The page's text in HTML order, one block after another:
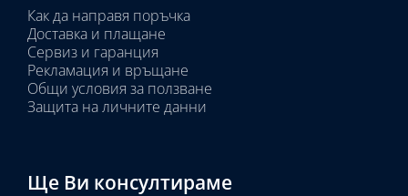
Как да направя поръчка
Доставка и плащане
Сервиз и гаранция
Рекламация и връщане
Общи условия за ползване
Защита на личните данни
Ще Ви консултираме